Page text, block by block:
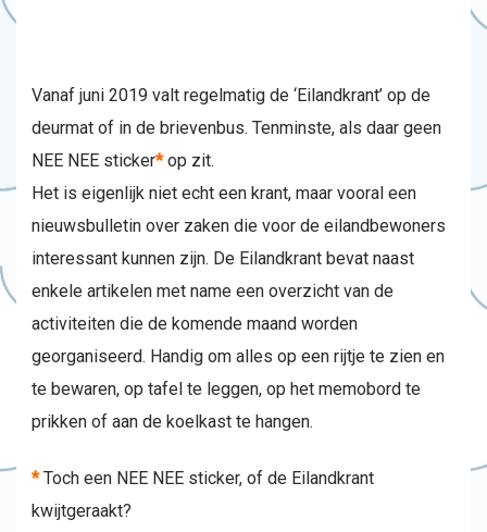
Vanaf juni 2019 valt regelmatig de ‘Eilandkrant’ op de
deurmat of in de brievenbus. Tenminste, als daar geen
NEE NEE sticker*op zit.
Het is eigenlijk niet echt een krant, maar vooral een
nieuwsbulletin over zaken die voor de eilandbewoners
interessant kunnen zijn. De Eilandkrant bevat naast
enkele artikelen met name een overzicht van de
activiteiten die de komende maand worden
georganiseerd. Handig om alles op een rijtje te zien en
te bewaren, op tafel te leggen, op het memobord te
prikken of aan de koelkast te hangen.
*Toch een NEE NEE sticker, of de Eilandkrant
kwijtgeraakt?